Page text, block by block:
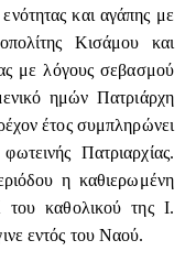
και αγάπης με
Κισάμου και
με λόγους σεβασμού
ημών Πατριάρχη
έτος συμπληρώνει
Πατριαρχίας.
η καθιερωμένη
του καθολικού της Ι.
εντός του Ναού.